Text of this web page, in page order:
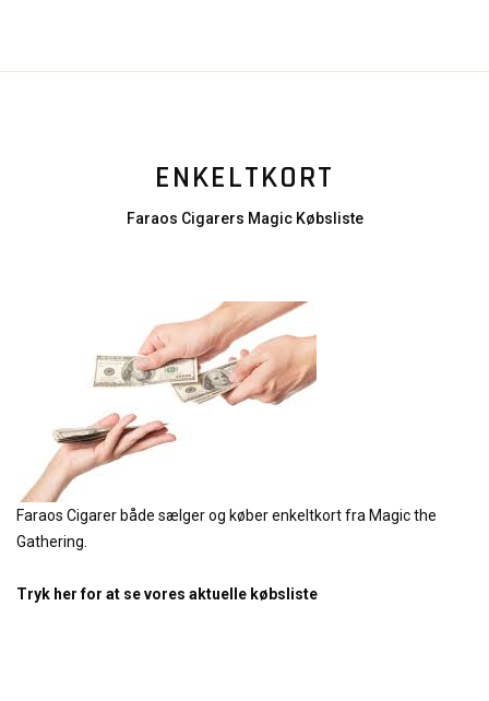
ENKELTKORT
Faraos Cigarers Magic Købsliste
Faraos Cigarer både sælger og køber enkeltkort fra Magic the
Gathering.
Tryk her for at se vores aktuelle købsliste